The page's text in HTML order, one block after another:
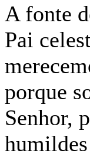
A fonte
Pai
porque
Senhor,